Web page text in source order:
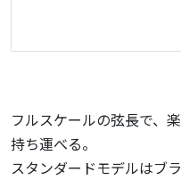
フルスケールの弦長で、
持ち運べる。
スタンダードモデルはブ